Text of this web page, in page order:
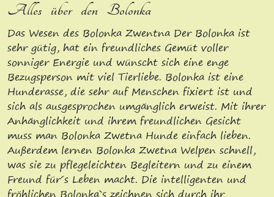
Alles über den Bolonka
Das Wesen des Bolonka Zwentna Der Bolonka ist
sehr gütig, hat ein freundliches Gemüt voller
sonniger Energie und wünscht sich eine enge
Bezugsperson mit viel Tierliebe. Bolonka ist eine
Hunderasse, die sehr auf Menschen fixiert ist und
sich als ausgesprochen umgänglich erweist. Mit ihrer
Anhänglichkeit und ihrem freundlichen Gesicht
muss man Bolonka Zwetna Hunde einfach lieben.
Außerdem lernen Bolonka Zwetna Welpen schnell,
was sie zu pflegeleichten Begleitern und zu einem
Freund für´s Leben macht. Die intelligenten und